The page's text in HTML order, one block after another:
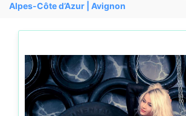
Alpes-Côte d’Azur | Avignon